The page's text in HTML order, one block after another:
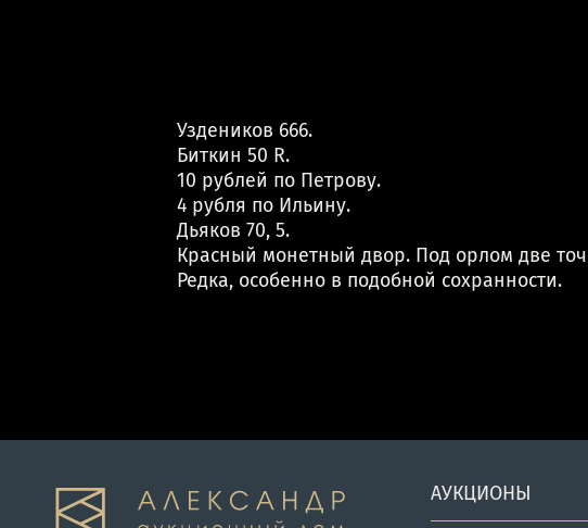
Уздеников 666.
Биткин 50 R.
10 рублей по Петрову.
4 рубля по Ильину.
Дьяков 70, 5.
Красный монетный двор. Под орлом две
Редка, особенно в подобной сохранности.
АУКЦИОНЫ